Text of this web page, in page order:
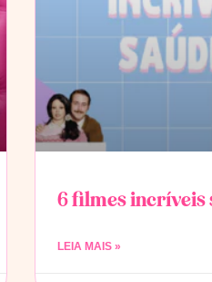
6 filmes incríveis
LEIA MAIS »